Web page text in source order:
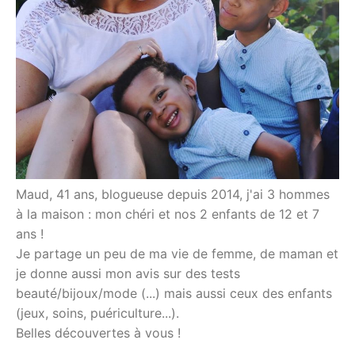
Maud, 41 ans, blogueuse depuis 2014, j'ai 3 hommes
à la maison : mon chéri et nos 2 enfants de 12 et 7
ans !
Je partage un peu de ma vie de femme, de maman et
je donne aussi mon avis sur des tests
beauté/bijoux/mode (...) mais aussi ceux des enfants
(jeux, soins, puériculture...).
Belles découvertes à vous !